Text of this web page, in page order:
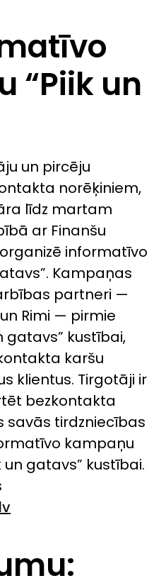
“Piik un
un pircēju
norēķiniem,
līdz martam
ar Finanšu
informatīvo
Kampaņas
partneri —
Rimi — pirmie
gatavs” kustībai,
karšu
klientus. Tirgotāji ir
bezkontakta
savās tirdzniecības
kampaņu
un gatavs” kustībai.